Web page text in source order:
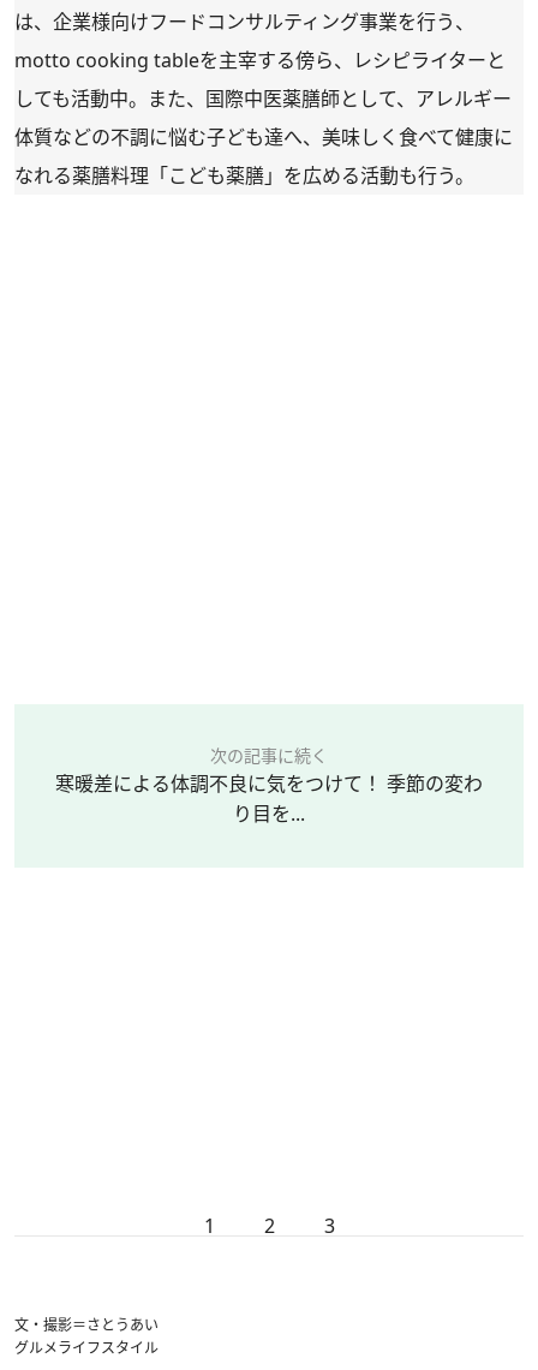
は、企業様向けフードコンサルティング事業を行う、
motto cooking tableを主宰する傍ら、レシピライターと
しても活動中。また、国際中医薬膳師として、アレルギー
体質などの不調に悩む子ども達へ、美味しく食べて健康に
なれる薬膳料理「こども薬膳」を広める活動も行う。
次の記事に続く
寒暖差による体調不良に気をつけて！ 季節の変わ
り目を...
1 2 3
文・撮影＝さとうあい
グルメライフスタイル